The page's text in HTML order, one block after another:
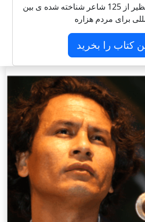
مجموعه شعر بی نظیر از 125 شاعر شناخته شده ی بین
برای مردم هزاره
کتاب را بخرید